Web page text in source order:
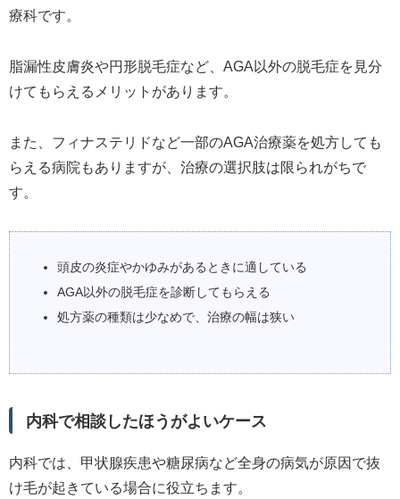
療科です。
脂漏性皮膚炎や円形脱毛症など、AGA以外の脱毛症を見分
けてもらえるメリットがあります。
また、フィナステリドなど一部のAGA治療薬を処方しても
らえる病院もありますが、治療の選択肢は限られがちで
す。
頭皮の炎症やかゆみがあるときに適している
AGA以外の脱毛症を診断してもらえる
処方薬の種類は少なめで、治療の幅は狭い
内科で相談したほうがよいケース
内科では、甲状腺疾患や糖尿病など全身の病気が原因で抜
け毛が起きている場合に役立ちます。